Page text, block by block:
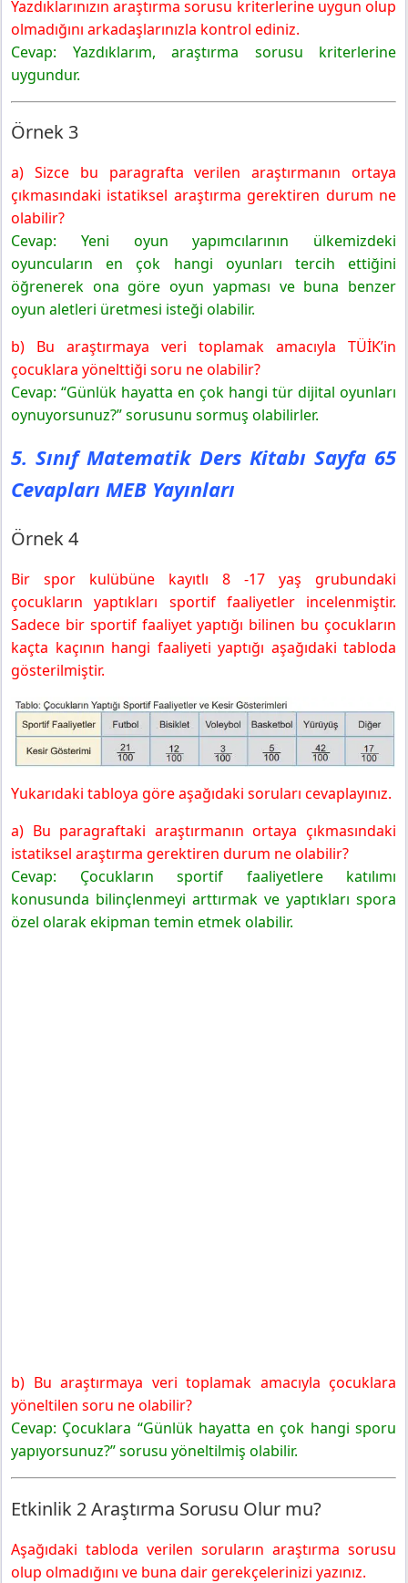
Yazdıklarınızın araştırma sorusu kriterlerine uygun olup
olmadığını arkadaşlarınızla kontrol ediniz.
Cevap: Yazdıklarım, araştırma sorusu kriterlerine
uygundur.
Örnek 3
a) Sizce bu paragrafta verilen araştırmanın ortaya
çıkmasındaki istatiksel araştırma gerektiren durum ne
olabilir?
Cevap: Yeni oyun yapımcılarının ülkemizdeki
oyuncuların en çok hangi oyunları tercih ettiğini
öğrenerek ona göre oyun yapması ve buna benzer
oyun aletleri üretmesi isteği olabilir.
b) Bu araştırmaya veri toplamak amacıyla TÜİK’in
çocuklara yönelttiği soru ne olabilir?
Cevap: “Günlük hayatta en çok hangi tür dijital oyunları
oynuyorsunuz?” sorusunu sormuş olabilirler.
5. Sınıf Matematik Ders Kitabı Sayfa 65
Cevapları MEB Yayınları
Örnek 4
Bir spor kulübüne kayıtlı 8 -17 yaş grubundaki
çocukların yaptıkları sportif faaliyetler incelenmiştir.
Sadece bir sportif faaliyet yaptığı bilinen bu çocukların
kaçta kaçının hangi faaliyeti yaptığı aşağıdaki tabloda
gösterilmiştir.
Yukarıdaki tabloya göre aşağıdaki soruları cevaplayınız.
a) Bu paragraftaki araştırmanın ortaya çıkmasındaki
istatiksel araştırma gerektiren durum ne olabilir?
Cevap: Çocukların sportif faaliyetlere katılımı
konusunda bilinçlenmeyi arttırmak ve yaptıkları spora
özel olarak ekipman temin etmek olabilir.
b) Bu araştırmaya veri toplamak amacıyla çocuklara
yöneltilen soru ne olabilir?
Cevap: Çocuklara “Günlük hayatta en çok hangi sporu
yapıyorsunuz?” sorusu yöneltilmiş olabilir.
Etkinlik 2 Araştırma Sorusu Olur mu?
Aşağıdaki tabloda verilen soruların araştırma sorusu
olup olmadığını ve buna dair gerekçelerinizi yazınız.